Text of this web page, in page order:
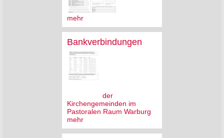
mehr
Bankverbindungen
der
Kirchengemeinden im
Pastoralen Raum Warburg
mehr